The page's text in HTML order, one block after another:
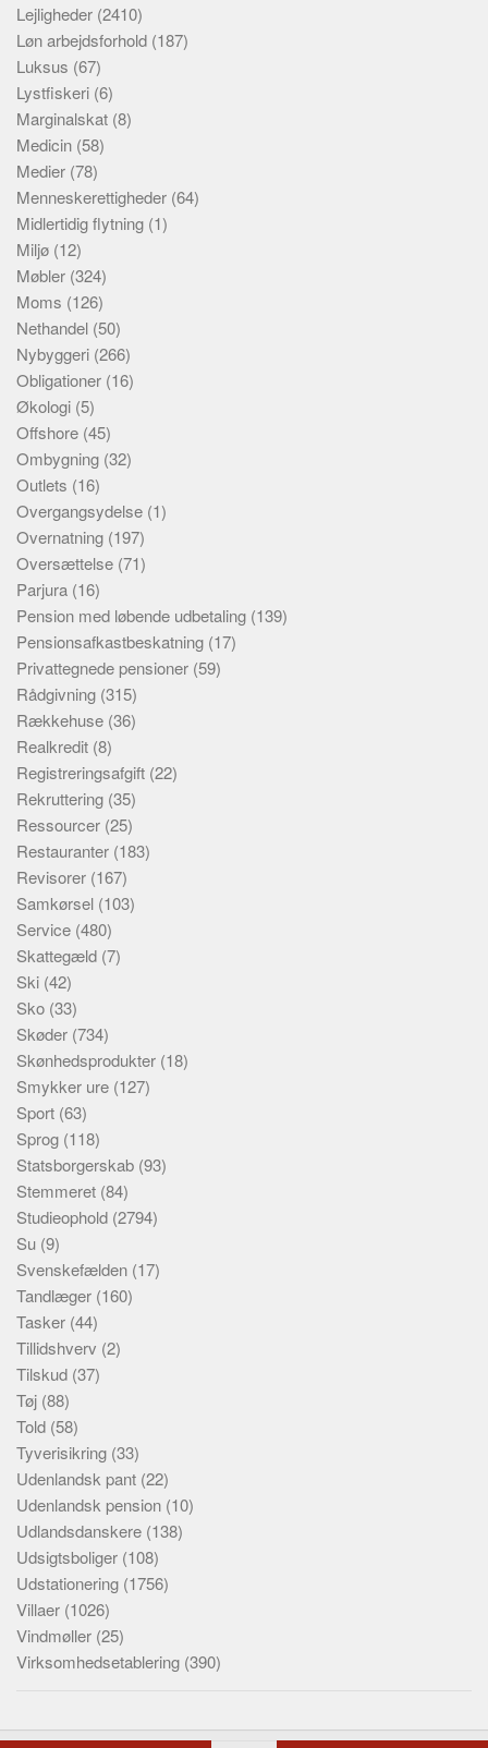
Lejligheder (2410)
Løn arbejdsforhold (187)
Luksus (67)
Lystfiskeri (6)
Marginalskat (8)
Medicin (58)
Medier (78)
Menneskerettigheder (64)
Midlertidig flytning (1)
Miljø (12)
Møbler (324)
Moms (126)
Nethandel (50)
Nybyggeri (266)
Obligationer (16)
Økologi (5)
Offshore (45)
Ombygning (32)
Outlets (16)
Overgangsydelse (1)
Overnatning (197)
Oversættelse (71)
Parjura (16)
Pension med løbende udbetaling (139)
Pensionsafkastbeskatning (17)
Privattegnede pensioner (59)
Rådgivning (315)
Rækkehuse (36)
Realkredit (8)
Registreringsafgift (22)
Rekruttering (35)
Ressourcer (25)
Restauranter (183)
Revisorer (167)
Samkørsel (103)
Service (480)
Skattegæld (7)
Ski (42)
Sko (33)
Skøder (734)
Skønhedsprodukter (18)
Smykker ure (127)
Sport (63)
Sprog (118)
Statsborgerskab (93)
Stemmeret (84)
Studieophold (2794)
Su (9)
Svenskefælden (17)
Tandlæger (160)
Tasker (44)
Tillidshverv (2)
Tilskud (37)
Tøj (88)
Told (58)
Tyverisikring (33)
Udenlandsk pant (22)
Udenlandsk pension (10)
Udlandsdanskere (138)
Udsigtsboliger (108)
Udstationering (1756)
Villaer (1026)
Vindmøller (25)
Virksomhedsetablering (390)